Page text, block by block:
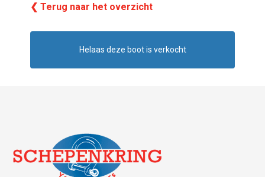
❮ Terug naar het overzicht
Helaas deze boot is verkocht